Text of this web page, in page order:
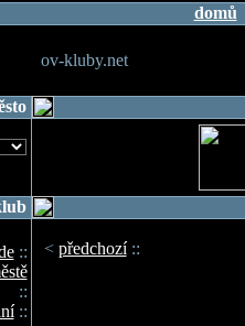
domů
ov-kluby.net
::
::
::
< předchozí::